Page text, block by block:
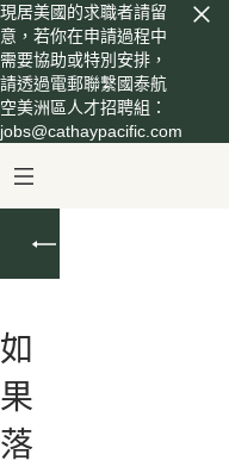
現居美國的求職者請留
意，若你在申請過程中
需要協助或特別安排，
請透過電郵聯繫國泰航
空美洲區人才招聘組：
jobs@cathaypacific.com
如
果
落